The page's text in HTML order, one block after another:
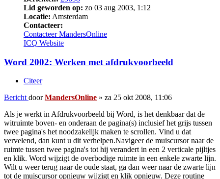
Lid geworden op: zo 03 aug 2003, 1:12
Locatie: Amsterdam
Contacteer:
Contacteer MandersOnline
ICQ Website
Word 2002: Werken met afdrukvoorbeeld
Citeer
Bericht doorMandersOnline » za 25 okt 2008, 11:06
Als je werkt in Afdrukvoorbeeld bij Word, is het denkbaar dat de
witruimte boven- en onderaan de pagina(s) inclusief het grijs tussen
twee pagina's het noodzakelijk maken te scrollen. Vind u dat
vervelend, dan kunt u dit verhelpen.Navigeer de muiscursor naar de
ruimte tussen twee pagina's tot hij verandert in een 2 verticale pijltjes
en klik. Word wijzigt de overbodige ruimte in een enkele zwarte lijn.
Wilt u weer terug naar de oude staat, ga dan weer naar de zwarte lijn
tot de muiscursor opnieuw wijzigt en klik opnieuw. Deze routine